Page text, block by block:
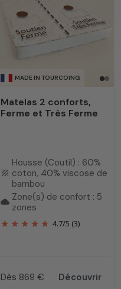
MADE IN TOURCOING
Matelas 2 conforts,
Ferme et Très Ferme
texture
Housse (Coutil) : 60%
coton, 40% viscose de
bambou
cloud Zone(s) de confort : 5
zones
4.7/5 (3)
Prix
Dès 869 € Découvrir